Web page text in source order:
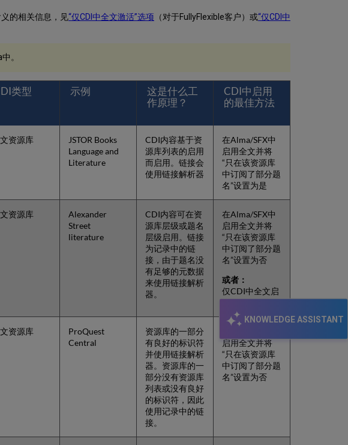
KNOWLEDGE ASSISTANT
的相关信息，见“仅CDI中全文激活”选项 （对于FullyFlexible客户）或“仅CDI中
。
类型 示例
这是什么工
作原理？
CDI中启用
的最佳方法
资源库
JSTOR Books
Language and
Literature
CDI内容基于资
源库列表的启用
而启用。链接会
使用链接解析器
在Alma/SFX中
启用全文并将
“只在该资源库
中订阅了部分题
名”设置为是
资源库
Alexander
Street
literature
CDI内容可在资
源库层级或题名
层级启用。链接
为记录中的链
接，由于题名没
有足够的元数据
来使用链接解析
器。
在Alma/SFX中
启用全文并将
“只在该资源库
中订阅了部分题
名”设置为否
或者：
仅CDI中全文启
用（仅Alma）
资源库
ProQuest
Central
资源库的一部分
有良好的标识符
并使用链接解析
器。资源库的一
部分没有资源库
列表或没有良好
的标识符，因此
使用记录中的链
接。
启用全文并将
“只在该资源库
中订阅了部分题
名”设置为否